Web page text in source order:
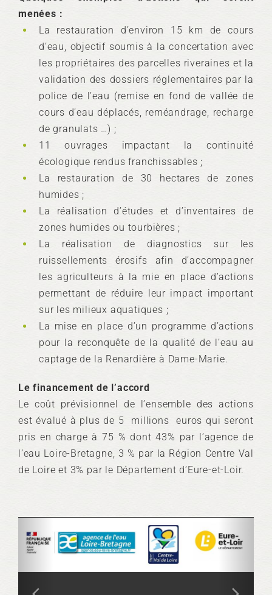
menées :
La restauration d’environ 15 km de cours
d’eau, objectif soumis à la concertation avec
les propriétaires des parcelles riveraines et la
validation des dossiers réglementaires par la
police de l’eau (remise en fond de vallée de
cours d’eau déplacés, reméandrage, recharge
de granulats …) ;
11 ouvrages impactant la continuité
écologique rendus franchissables ;
La restauration de 30 hectares de zones
humides ;
La réalisation d’études et d’inventaires de
zones humides ou tourbières ;
La réalisation de diagnostics sur les
ruissellements érosifs afin d’accompagner
les agriculteurs à la mie en place d’actions
permettant de réduire leur impact important
sur les milieux aquatiques ;
La mise en place d’un programme d’actions
pour la reconquête de la qualité de l’eau au
captage de la Renardière à Dame-Marie.
Le financement de l’accord
Le coût prévisionnel de l’ensemble des actions
est évalué à plus de 5 millions euros qui seront
pris en charge à 75 % dont 43% par l’agence de
l’eau Loire-Bretagne, 3 % par la Région Centre Val
de Loire et 3% par le Département d’Eure-et-Loir.